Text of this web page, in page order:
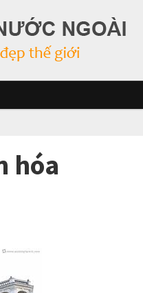
hóa